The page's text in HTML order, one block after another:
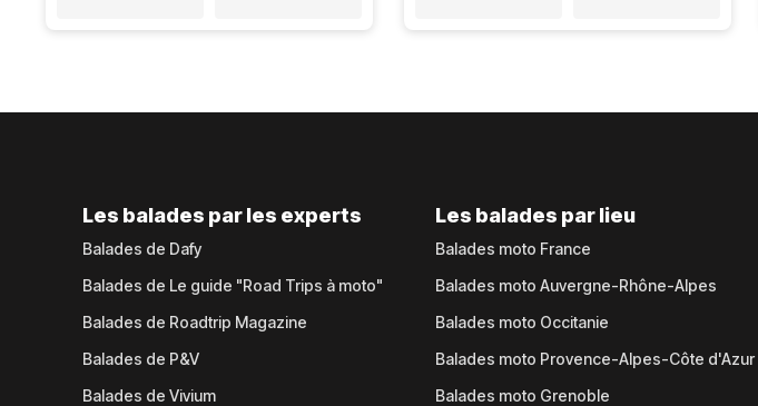
Les balades par les experts
Balades de Dafy
Balades de Le guide "Road Trips à moto"
Balades de Roadtrip Magazine
Balades de P&V
Balades de Vivium
Les balades par lieu
Balades moto France
Balades moto Auvergne-Rhône-Alpes
Balades moto Occitanie
Balades moto Provence-Alpes-Côte d'Azur
Balades moto Grenoble